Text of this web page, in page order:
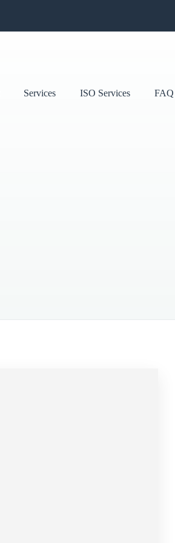
Services ISO Services FAQ